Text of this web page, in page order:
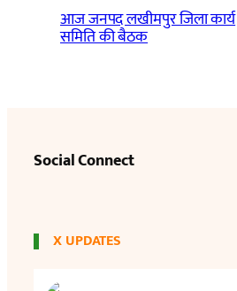
आज जनपद लखीमपुर जिला कार्य
समिति की बैठक
Social Connect
X UPDATES